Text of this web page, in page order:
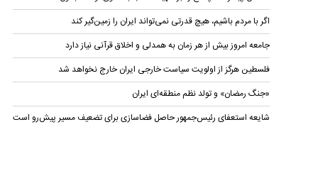
اگر با مردم باشیم، هیچ قدرتی نمی‌تواند ایران را زمین‌گیر کند
جامعه امروز بیش از هر زمان به همدلی و اخلاق قرآنی نیاز دارد
فلسطین هرگز از اولویت سیاست خارجی ایران خارج نخواهد شد
«جنگ رمضان» و تولد نظم منطقه‌ای ایران
شایعه استعفای رئیس‌جمهور حاصل فضاسازی برای تضعیف مسیر پیش‌رو است